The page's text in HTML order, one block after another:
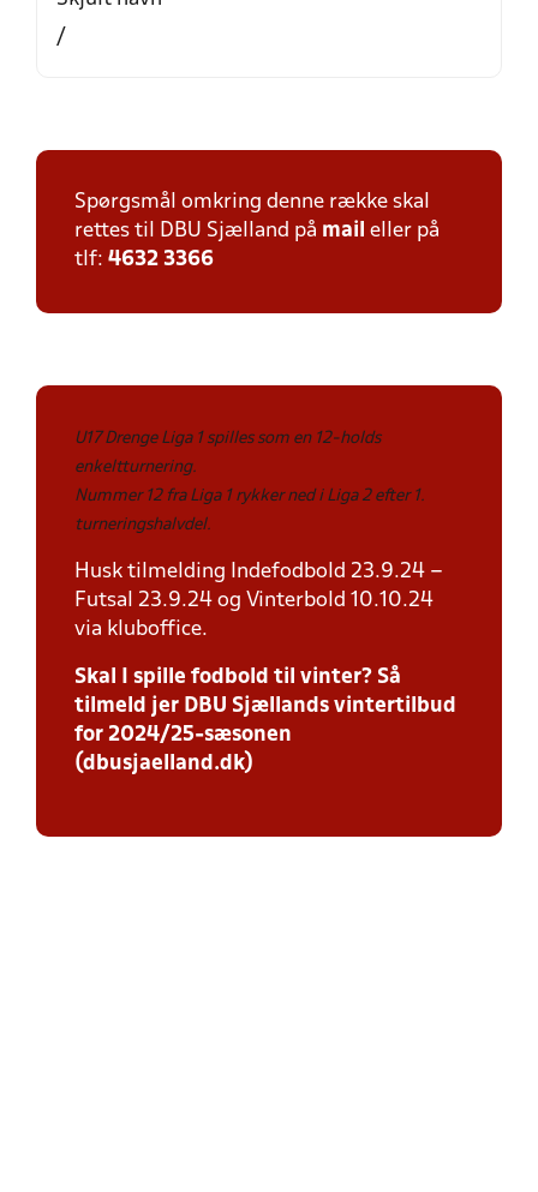
/
Spørgsmål omkring denne række skal
rettes til DBU Sjælland på mail eller på
tlf: 4632 3366
U17 Drenge Liga 1 spilles som en 12-holds
enkeltturnering.
Nummer 12 fra Liga 1 rykker ned i Liga 2 efter 1.
turneringshalvdel.
Husk tilmelding Indefodbold 23.9.24 –
Futsal 23.9.24 og Vinterbold 10.10.24
via kluboffice.
Skal I spille fodbold til vinter? Så
tilmeld jer DBU Sjællands vintertilbud
for 2024/25-sæsonen
(dbusjaelland.dk)